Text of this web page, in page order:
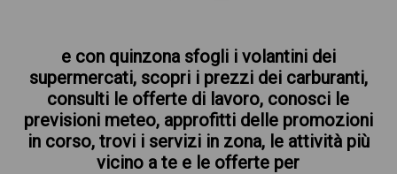
e con quinzona sfogli i volantini dei
supermercati, scopri i prezzi dei carburanti,
consulti le offerte di lavoro, conosci le
previsioni meteo, approfitti delle promozioni
in corso, trovi i servizi in zona, le attività più
vicino a te e le offerte per